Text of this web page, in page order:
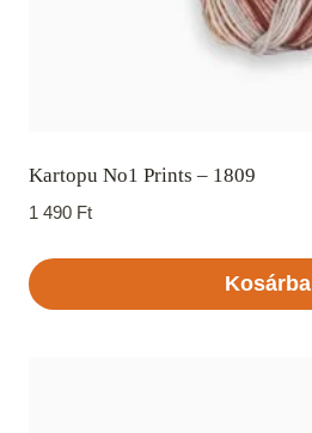
Kartopu No1 Prints – 1809
1 490 Ft
Kosárba